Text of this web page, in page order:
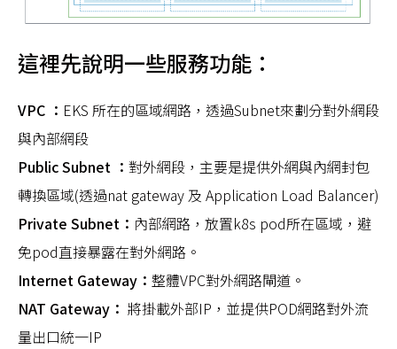
這裡先說明一些服務功能：
VPC ： EKS 所在的區域網路，透過Subnet來劃分對外網段
與內部網段
Public Subnet ： 對外網段，主要是提供外網與內網封包
轉換區域(透過nat gateway 及 Application Load Balancer)
Private Subnet： 內部網路，放置k8s pod所在區域，避
免pod直接暴露在對外網路。
Internet Gateway： 整體VPC對外網路閘道。
NAT Gateway： 將掛載外部IP，並提供POD網路對外流
量出口統一IP